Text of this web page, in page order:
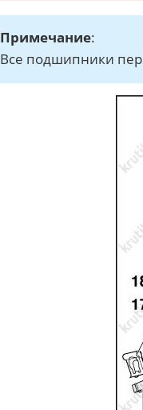
Примечание:
Все подшипники